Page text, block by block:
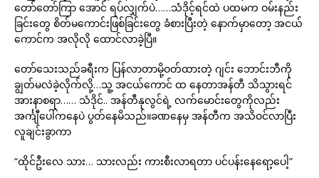
တော်တော်ကြာ အောင် ရပ်လျှက်ပဲ……သံဒိုင့်ရင်ထဲ ပထမက ဝမ်းနည်း
ခြင်းတွေ စိတ်မကောင်းဖြစ်ခြင်းတွေ ခံစားပြီးတဲ့ နောက်မှာတော့ အငယ်
ကောင်က အလိုလို ထောင်လာခဲ့ပြီ။
တော်သေးသည်ခရီးက ပြန်လာတာမို့ဝတ်ထားတဲ့ ဂျင်း ဘောင်းဘီကို
ချွတ်မလဲခဲ့လိုက်လို့…သူ့ အငယ်ကောင် ထ နေတာအန်တီ သိသွားရင်
အားနာစရာ…… သံဒိုင်.. အန်တီနုလွင်ရဲ့ လက်မောင်းတွေကိုလည်း
အင်္ကျီပေါ်ကနေပဲ ပွတ်နေမိသည်။ခဏနေမှ အန်တီက အသိဝင်လာပြီး
လူချင်းခွာကာ
“ထိုင်ဦးလေ သား… သားလည်း ကားစီးလာရတာ ပင်ပန်းနေရော့ပေါ့”